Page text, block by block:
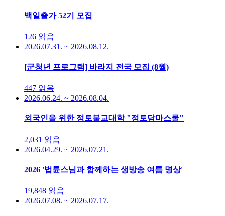
백일출가 52기 모집
126 읽음
2026.07.31. ~ 2026.08.12.
[군청년 프로그램] 바라지 전국 모집 (8월)
447 읽음
2026.06.24. ~ 2026.08.04.
외국인을 위한 정토불교대학 "정토담마스쿨"
2,031 읽음
2026.04.29. ~ 2026.07.21.
2026 '법륜스님과 함께하는 생방송 여름 명상'
19,848 읽음
2026.07.08. ~ 2026.07.17.